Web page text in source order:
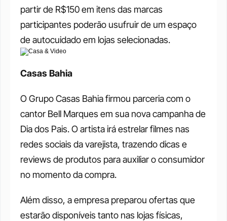
partir de R$150 em itens das marcas
participantes poderão usufruir de um espaço
de autocuidado em lojas selecionadas.
Casas Bahia
O Grupo Casas Bahia firmou parceria com o
cantor Bell Marques em sua nova campanha de
Dia dos Pais. O artista irá estrelar filmes nas
redes sociais da varejista, trazendo dicas e
reviews de produtos para auxiliar o consumidor
no momento da compra.
Além disso, a empresa preparou ofertas que
estarão disponíveis tanto nas lojas físicas,